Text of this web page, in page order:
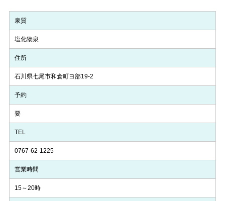
泉質
塩化物泉
住所
石川県七尾市和倉町ヨ部19-2
予約
要
TEL
0767-62-1225
営業時間
15～20時